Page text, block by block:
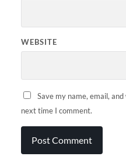
WEBSITE
Save my name, email,
next time I comment.